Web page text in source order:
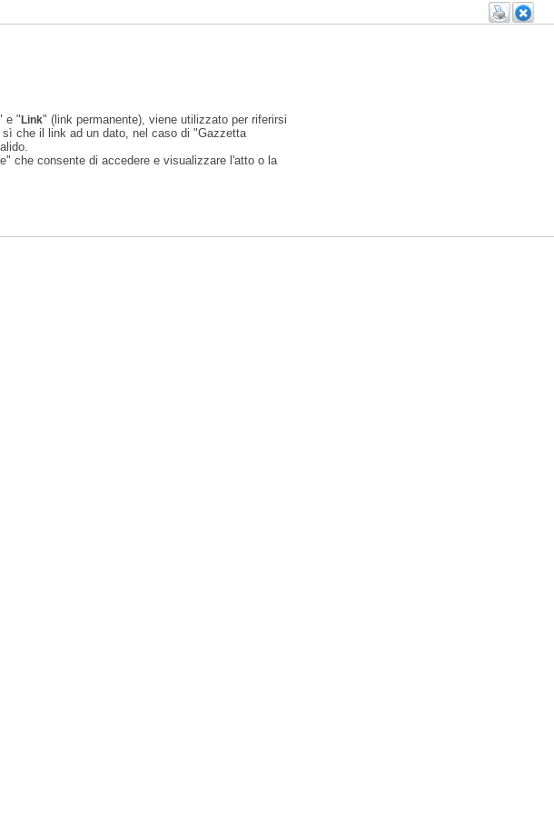
e "Link" (link permanente), viene utilizzato per riferirsi
che il link ad un dato, nel caso di "Gazzetta
che consente di accedere e visualizzare l'atto o la